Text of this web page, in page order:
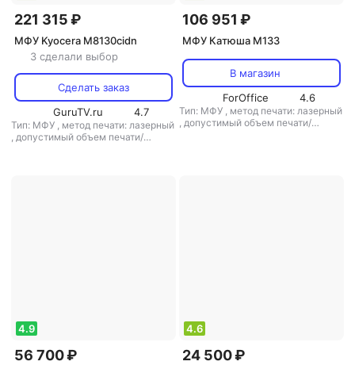
221 315 ₽
МФУ Kyocera M8130cidn
3 сделали выбор
Сделать заказ
GuruTV.ru
4.7
Тип: МФУ , метод печати: лазерный
, допустимый объем печати/
106 951 ₽
МФУ Катюша M133
В магазин
ForOffice
4.6
Тип: МФУ , метод печати: лазерный
, допустимый объем печати/
4.9
56 700 ₽
4.6
24 500 ₽